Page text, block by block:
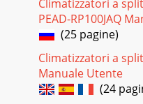
Climatizzatori a
PEAD-RP100JAQ
(25 pagine)
Climatizzatori a
Manuale Utente
(24